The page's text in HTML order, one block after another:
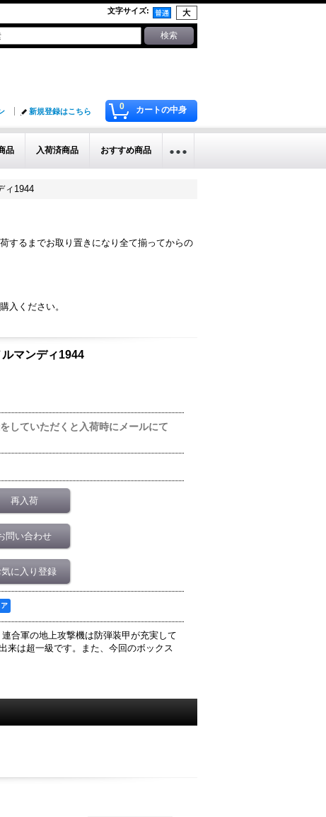
文字サイズ:
0 カートの中身
新規登録はこちら
品 入荷済商品 おすすめ商品
ィ1944
するまでお取り置きになり全て揃ってからの
入ください。
マンディ1944
していただくと入荷時にメールにて
再入荷
問い合わせ
気に入り登録
合軍の地上攻撃機は防弾装甲が充実して
来は超一級です。また、今回のボックス